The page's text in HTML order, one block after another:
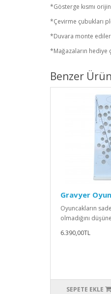
*Gösterge kısmı
*Çevirme çubukları
*Duvara monte
*Mağazaların hediye
Benzer
Gravyer
Oyuncakların
olmadığını
6.390,00TL
SEPETE EKLE